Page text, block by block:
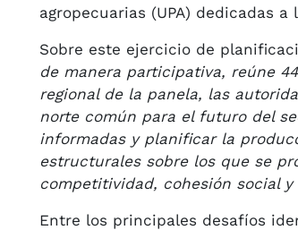
agropecuarias (UPA) dedicadas
Sobre este ejercicio de
de manera participativa, reúne
regional de la panela, las
norte común para el futuro del
informadas y planificar la
estructurales sobre los que se
competitividad, cohesión social
Entre los principales desafíos